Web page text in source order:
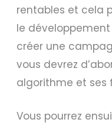
rentables et cela
le
créer une
vous devrez
algorithme et ses
Vous pourrez